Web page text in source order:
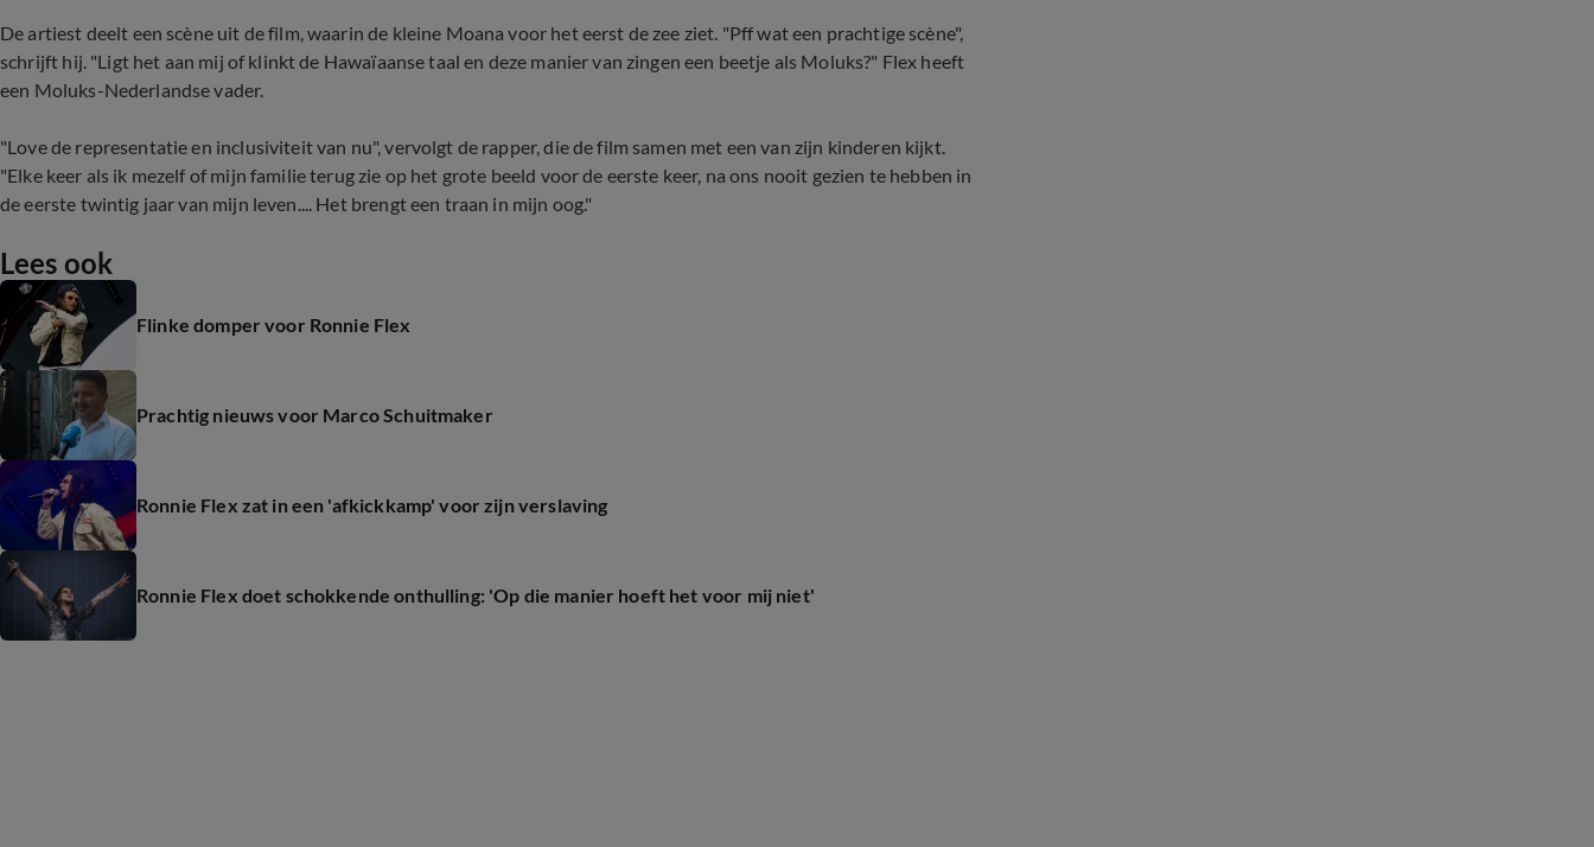
De artiest deelt een scène uit de film, waarin de kleine Moana voor het eerst de zee ziet. "Pff wat een prachtige scène",
schrijft hij. "Ligt het aan mij of klinkt de Hawaïaanse taal en deze manier van zingen een beetje als Moluks?" Flex heeft
een Moluks-Nederlandse vader.
"Love de representatie en inclusiviteit van nu", vervolgt de rapper, die de film samen met een van zijn kinderen kijkt.
"Elke keer als ik mezelf of mijn familie terug zie op het grote beeld voor de eerste keer, na ons nooit gezien te hebben in
de eerste twintig jaar van mijn leven.... Het brengt een traan in mijn oog."
Lees ook
Flinke domper voor Ronnie Flex
Prachtig nieuws voor Marco Schuitmaker
Ronnie Flex zat in een 'afkickkamp' voor zijn verslaving
Ronnie Flex doet schokkende onthulling: 'Op die manier hoeft het voor mij niet'